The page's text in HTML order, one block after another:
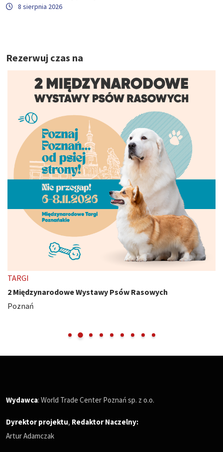
8 sierpnia 2026
Rezerwuj czas na
TARGI
2 Międzynarodowe Wystawy Psów Rasowych
Poznań
Wydawca: World Trade Center Poznań sp. z o.o.
Dyrektor projektu, Redaktor Naczelny:
Artur Adamczak